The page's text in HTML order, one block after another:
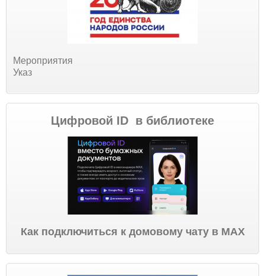
Мероприятия
Указ
Цифровой ID в библиотеке
Как подключиться к домовому чату в МАХ